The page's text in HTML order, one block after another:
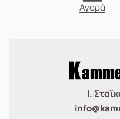
Αγορά
Ι.